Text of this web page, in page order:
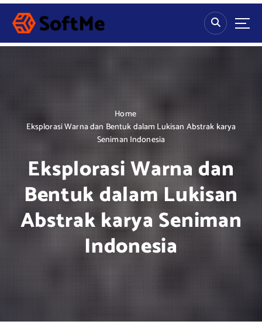
S
p
Home
Eksplorasi Warna dan Bentuk dalam Lukisan Abstrak karya
Seniman Indonesia
Eksplorasi Warna dan
Bentuk dalam Lukisan
Abstrak karya Seniman
Indonesia